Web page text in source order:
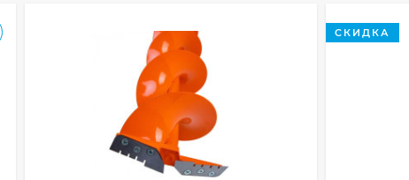
СКИДКА